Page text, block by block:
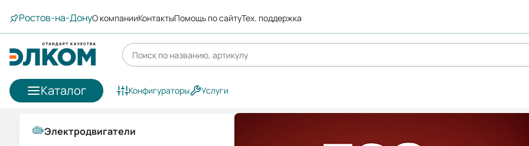
Ростов-на-ДонуО компанииКонтактыПомощь по сайтуТех. поддержка
Каталог Конфигураторы Услуги
Электродвигатели